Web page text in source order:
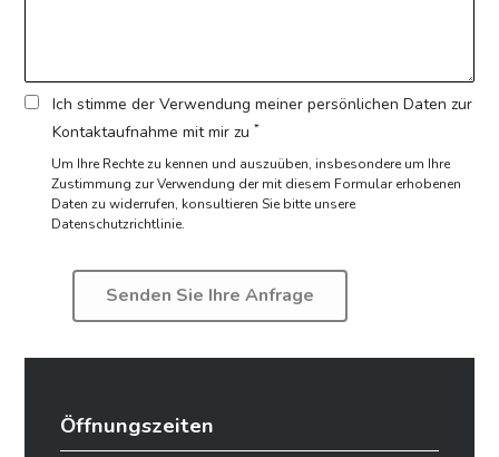
Ich stimme der Verwendung meiner persönlichen Daten zur
Kontaktaufnahme mit mir zu *
Um Ihre Rechte zu kennen und auszuüben, insbesondere um Ihre
Zustimmung zur Verwendung der mit diesem Formular erhobenen
Daten zu widerrufen, konsultieren Sie bitte unsere
Datenschutzrichtlinie.
Öffnungszeiten